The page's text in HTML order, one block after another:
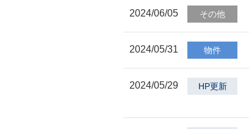
2024/06/05 その他
2024/05/31 物件
2024/05/29 HP更新